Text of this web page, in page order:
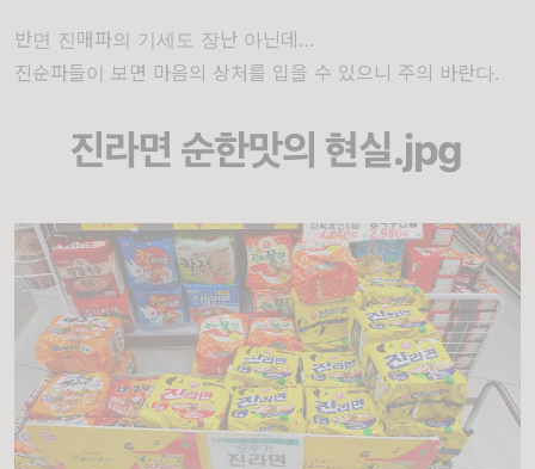
반면 진매파의 기세도 장난 아닌데…
진순파들이 보면 마음의 상처를 입을 수 있으니 주의 바란다.